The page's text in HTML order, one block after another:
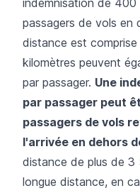
passagers de vols en
distance est
kilomètres peuvent
par passager. Une
par passager peut
passagers de vols
l'arrivée en dehors
distance de plus de 3
longue distance, en